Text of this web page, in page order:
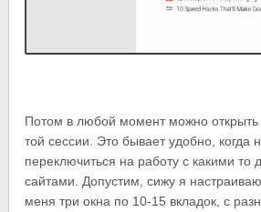
Потом в любой момент можно открыть
той сессии. Это бывает удобно, когда
переключиться на работу с какими то
сайтами. Допустим, сижу я
меня три окна по 10-15 вкладок, с